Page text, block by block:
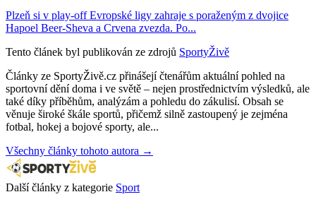
Plzeň si v play-off Evropské ligy zahraje s poraženým z dvojice
Hapoel Beer-Sheva a Crvena zvezda. Po...
Tento článek byl publikován ze zdrojů SportyŽivě
Články ze SportyŽivě.cz přinášejí čtenářům aktuální pohled na
sportovní dění doma i ve světě – nejen prostřednictvím výsledků, ale
také díky příběhům, analýzám a pohledu do zákulisí. Obsah se
věnuje široké škále sportů, přičemž silně zastoupený je zejména
fotbal, hokej a bojové sporty, ale...
Všechny články tohoto autora →
Další články z kategorie Sport